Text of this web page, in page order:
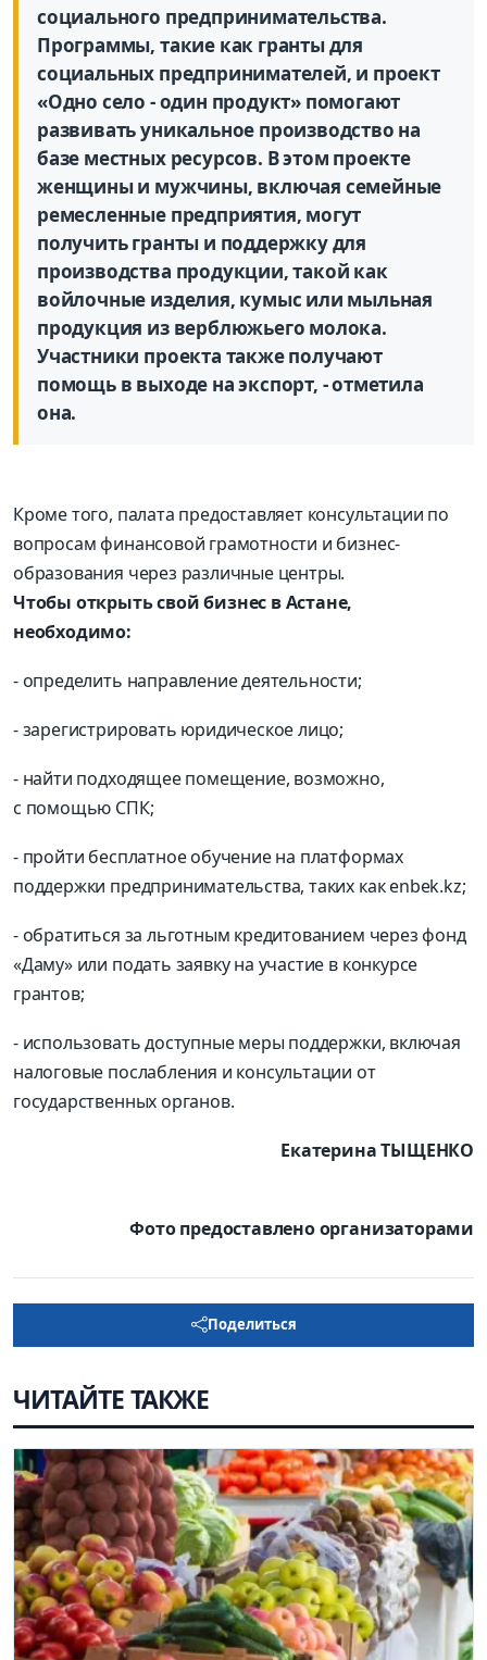
социального предпринимательства.
Программы, такие как гранты для
социальных предпринимателей, и проект
«Одно село - один продукт» помогают
развивать уникальное производство на
базе местных ресурсов. В этом проекте
женщины и мужчины, включая семейные
ремесленные предприятия, могут
получить гранты и поддержку для
производства продукции, такой как
войлочные изделия, кумыс или мыльная
продукция из верблюжьего молока.
Участники проекта также получают
помощь в выходе на экспорт, - отметила
она.
Кроме того, палата предоставляет консультации по
вопросам финансовой грамотности и бизнес-
образования через различные центры.
Чтобы открыть свой бизнес в Астане,
необходимо:
- определить направление деятельности;
- зарегистрировать юридическое лицо;
- найти подходящее помещение, возможно,
с помощью СПК;
- пройти бесплатное обучение на платформах
поддержки предпринимательства, таких как enbek.kz;
- обратиться за льготным кредитованием через фонд
«Даму» или подать заявку на участие в конкурсе
грантов;
- использовать доступные меры поддержки, включая
налоговые послабления и консультации от
государственных органов.
Екатерина ТЫЩЕНКО
Фото предоставленоорганизаторами
Поделиться
ЧИТАЙТЕ ТАКЖЕ